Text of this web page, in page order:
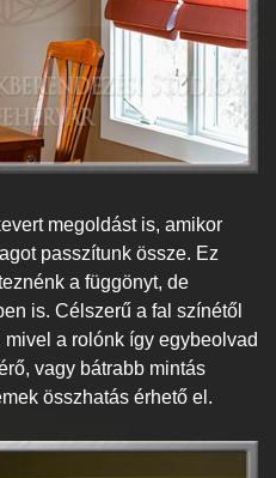
megoldást is, amikor
passzítunk össze. Ez
a függönyt, de
is. Célszerű a fal színétől
a rolónk így egybeolvad
vagy bátrabb mintás
összhatás érhető el.